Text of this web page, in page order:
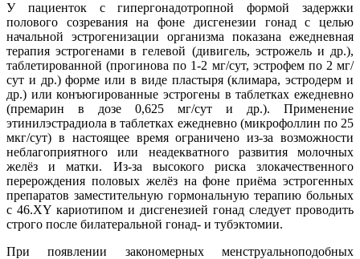
У пациенток с гипергонадотропной формой задержки
полового созревания на фоне дисгенезии гонад с целью
начальной эстрогенизации организма показана ежедневная
терапия эстрогенами в гелевой (дивигель, эстрожель и др.),
таблетированной (прогинова по 1-2 мг/сут, эстрофем по 2 мг/
сут и др.) форме или в виде пластыря (климара, эстродерм и
др.) или конъюгированные эстрогены в таблетках ежедневно
(премарин в дозе 0,625 мг/сут и др.). Применение
этинилэстрадиола в таблетках ежедневно (микрофоллин по 25
мкг/сут) в настоящее время ограничено из-за возможности
неблагоприятного или неадекватного развития молочных
желёз и матки. Из-за высокого риска злокачественного
перерождения половых желёз на фоне приёма эстрогенных
препаратов заместительную гормональную терапию больных
с 46.XY кариотипом и дисгенезией гонад следует проводить
строго после билатеральной гонад- и тубэктомии.
При появлении закономерных менструальноподобных